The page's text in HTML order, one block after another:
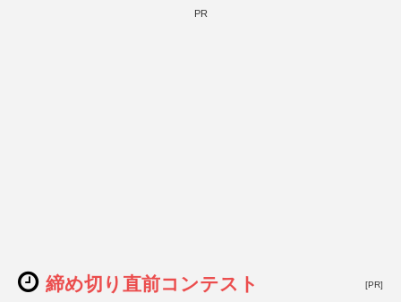
PR
締め切り直前コンテスト [PR]